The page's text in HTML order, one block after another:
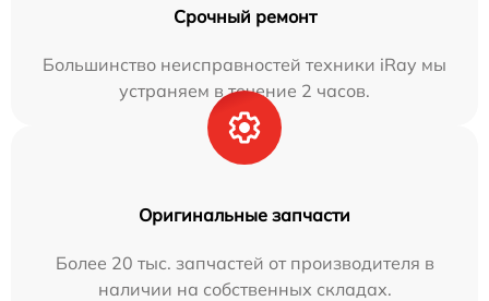
Срочный ремонт
Большинство неисправностей техники iRay мы
устраняем в течение 2 часов.
Оригинальные запчасти
Более 20 тыс. запчастей от производителя в
наличии на собственных складах.